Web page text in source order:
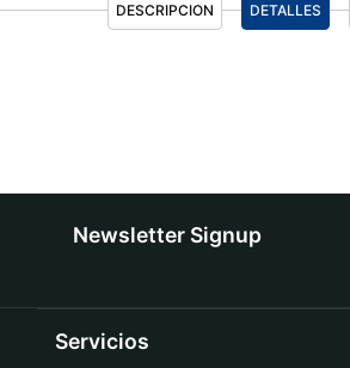
DESCRIPCION DETALLES
Newsletter Signup
Servicios